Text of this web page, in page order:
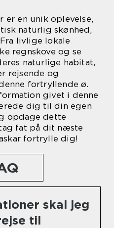
er en unik oplevelse,
naturlig skønhed,
livlige lokale
regnskove og se
naturlige habitat,
rejsende og
fortryllende ø.
givet i denne
dig til din egen
opdage dette
fat på dit næste
fortrylle dig!
skal jeg
til